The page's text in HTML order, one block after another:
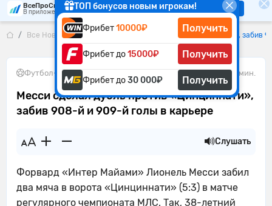
ТОП бонусов новым игрокам!
Фрибет10000₽ Получить
Фрибет до15000₽ Получить
Фрибет до30 000₽ Получить
ВсеПроСпорт
В приложении удобнее Скачать
Все Новости Месси сделал дубль против «Цинциннати», забив
Футбол• 14.05.2026 1 мин.
Месси сделал дубль против «Цинциннати»,
забив 908-й и 909-й голы в карьере
Слушать
Форвард «Интер Майами» Лионель Месси забил
два мяча в ворота «Цинциннати» (5:3) в матче
регулярного чемпионата МЛС. Так, 38-летний